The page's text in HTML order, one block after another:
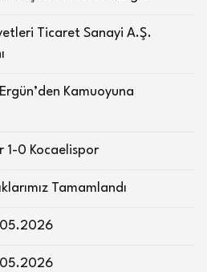
Ticaret Sanayi A.Ş.
Kamuoyuna
1-0 Kocaelispor
Tamamlandı